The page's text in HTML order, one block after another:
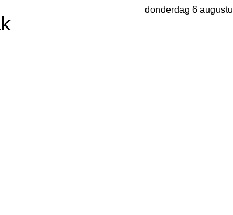
donderdag 6